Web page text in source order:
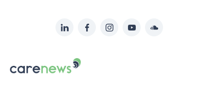
sur:
LinkedInFacebookInstagramYouTubeSoundcloud
Le